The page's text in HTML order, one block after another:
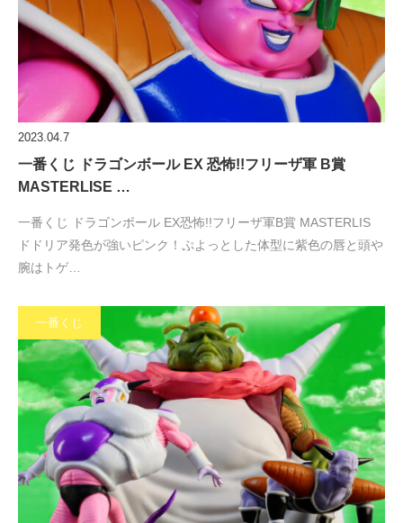
2023.04.7
一番くじ ドラゴンボール EX 恐怖!!フリーザ軍 B賞
MASTERLISE …
一番くじ ドラゴンボール EX恐怖!!フリーザ軍B賞 MASTERLIS
ドドリア発色が強いピンク！ぷよっとした体型に紫色の唇と頭や
腕はトゲ…
一番くじ